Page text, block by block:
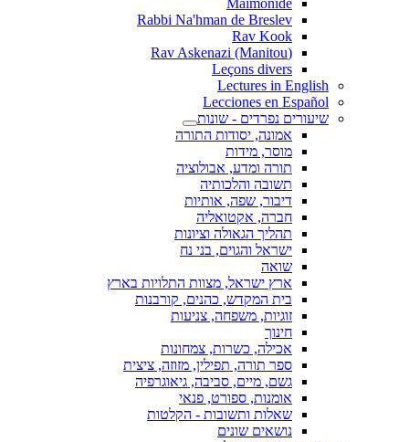
Maimonide
Rabbi Na'hman de Breslev
Rav Kook
(Rav Askenazi (Manitou
Leçons divers
Lectures in English
Lecciones en Español
שיעורים נפרדים - שונות
אמונה, יסודות התורה
מוסר, מידות
תורה ומדע, אבולוציה
תשובה והלכותיה
דיבור, שפה, אותיות
חברה, אקטואליה
תהליך הגאולה וציונות
ישראל והגוים, בני נח
שואה
ארץ ישראל, מצוות התלויות בארץ
בית המקדש, כהנים, קורבנות
זוגיות, משפחה, צניעות
חינוך
אכילה, כשרות, צמחונות
ספר תורה, תפילין, מזוזה, ציצית
גשם, מיים, סביבה, גיאוגרפיה
אומנות, ספורט, פנאי
שאלות ותשובות - הקלטות
נושאים שונים